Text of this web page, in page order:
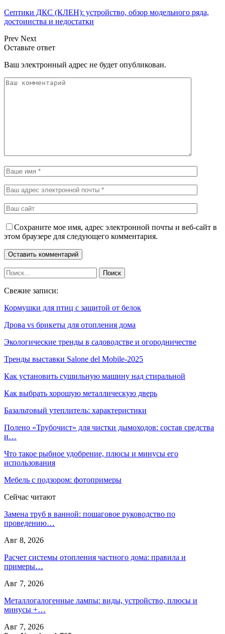
Септики ДКС (КЛЕН): устройство, обзор модельного ряда,
достоинства и недостатки
Prev Next
Оставьте ответ
Ваш электронный адрес не будет опубликован.
Сохраните мое имя, адрес электронной почты и веб-сайт в
этом браузере для следующего комментария.
Свежие записи:
Кормушки для птиц с защитой от белок
Дрова vs брикеты для отопления дома
Экологические тренды в садоводстве и огородничестве
Тренды выставки Salone del Mobile-2025
Как установить сушильную машину над стиральной
Как выбрать хорошую металлическую дверь
Базальтовый утеплитель: характеристики
Полено «Трубочист» для чистки дымоходов: состав средства
и…
Что такое рыбное удобрение, плюсы и минусы его
использования
Мебель с подзором: фотопримеры
Сейчас читают
Замена труб в ванной: пошаговое руководство по
проведению…
Авг 8, 2026
Расчет системы отопления частного дома: правила и
примеры…
Авг 7, 2026
Металлогалогенные лампы: виды, устройство, плюсы и
минусы +…
Авг 7, 2026